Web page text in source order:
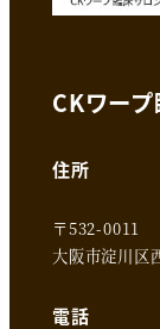
CKワー
住所
〒532-0011
大阪市淀川区
電話